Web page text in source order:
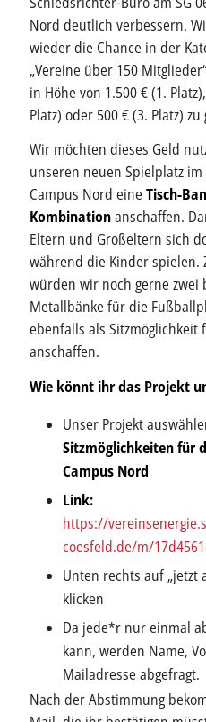
Nord deutlich verbessern.
wieder die Chance in der
„Vereine über 150
in Höhe von 1.500 € (1.
Platz) oder 500 € (3. Platz)
Wir möchten dieses Geld
unseren neuen Spielplatz im
Campus Nord eine Tisch-
Kombinationanschaffen.
Eltern und Großeltern sich
während die Kinder spielen.
würden wir noch gerne zwei
Metallbänke für die
ebenfalls als Sitzmöglichkeit
anschaffen.
Wie könnt ihr das Projekt
Unser Projekt
Sitzmöglichkeiten für
Campus Nord
Link:
https://
coesfeld.de/m/
Unten rechts auf „jetzt
klicken
Da jede*r nur einmal
kann, werden Name,
Mailadresse abgefragt.
Nach der Abstimmung